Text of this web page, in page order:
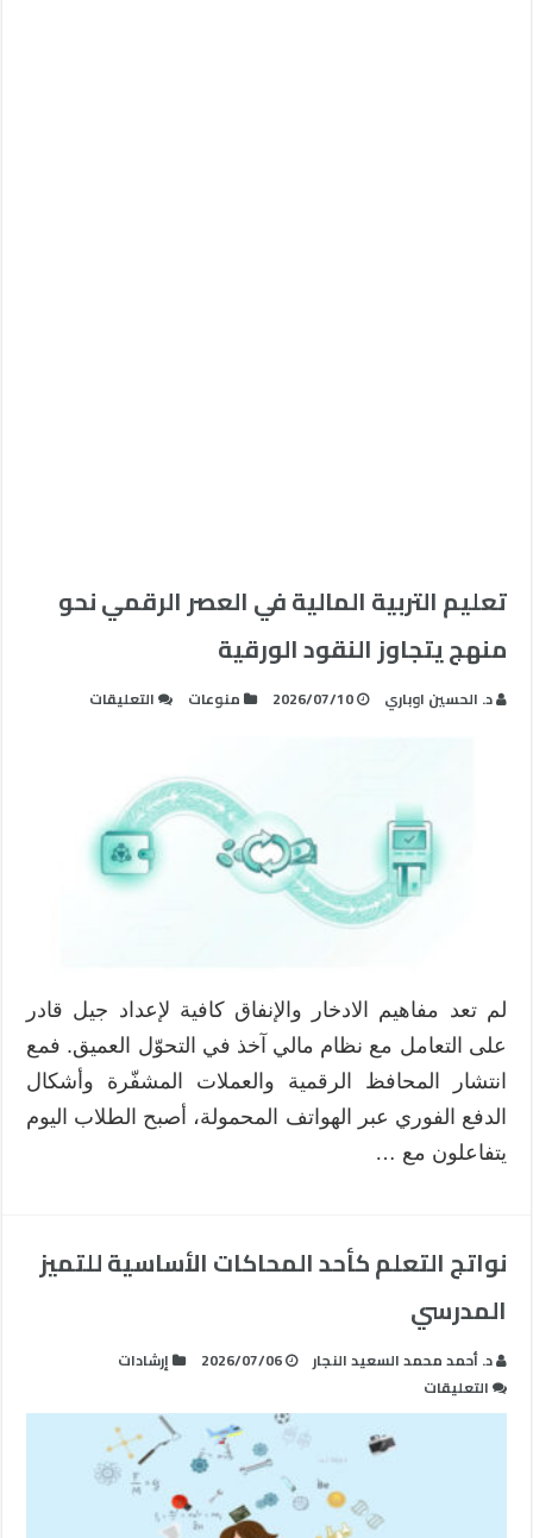
تعليم التربية المالية في العصر الرقمي نحو
منهج يتجاوز النقود الورقية
د. الحسين اوباري 2026/07/10 منوعات التعليقات
الورقية
مغلقة
لم تعد مفاهيم الادخار والإنفاق كافية لإعداد جيل قادر
على التعامل مع نظام مالي آخذ في التحوّل العميق. فمع
انتشار المحافظ الرقمية والعملات المشفّرة وأشكال
الدفع الفوري عبر الهواتف المحمولة، أصبح الطلاب اليوم
يتفاعلون مع …
نواتج التعلم كأحد المحاكات الأساسية للتميز
المدرسي
د. أحمد محمد السعيد النجار 2026/07/06
إرشادات
التعليقات
نواتج
التعلم
المحاكات
الأساسية